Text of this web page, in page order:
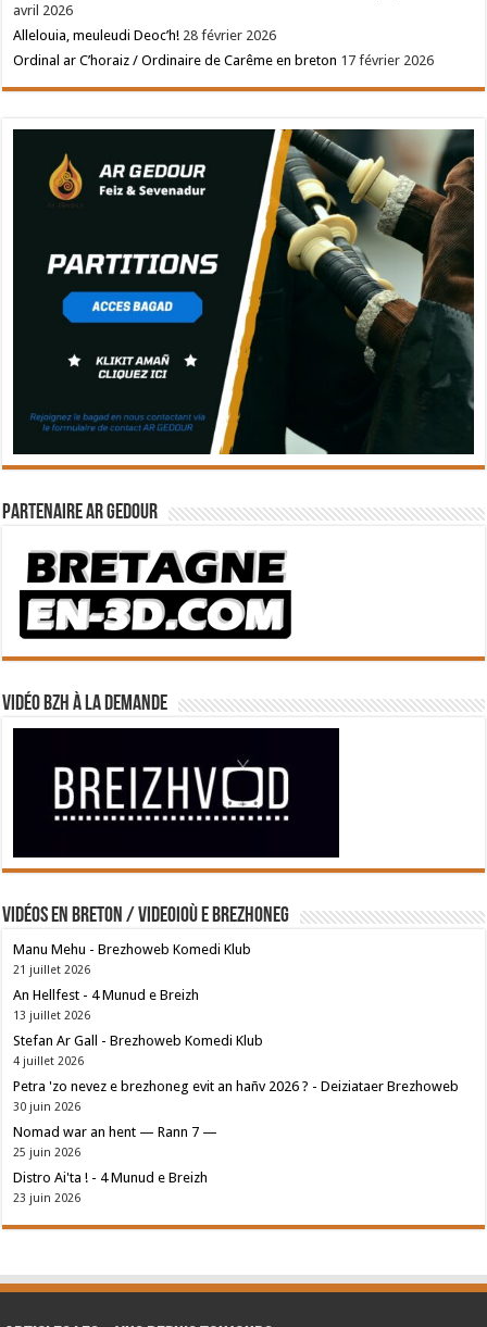
avril 2026
Allelouia, meuleudi Deoc’h! 28 février 2026
Ordinal ar C’horaiz / Ordinaire de Carême en breton 17 février 2026
Partenaire Ar Gedour
Vidéo BZH à la demande
Vidéos en breton / Videoioù e brezhoneg
Manu Mehu - Brezhoweb Komedi Klub
21 juillet 2026
An Hellfest - 4 Munud e Breizh
13 juillet 2026
Stefan Ar Gall - Brezhoweb Komedi Klub
4 juillet 2026
Petra 'zo nevez e brezhoneg evit an hañv 2026 ? - Deiziataer Brezhoweb
30 juin 2026
Nomad war an hent — Rann 7 —
25 juin 2026
Distro Ai'ta ! - 4 Munud e Breizh
23 juin 2026